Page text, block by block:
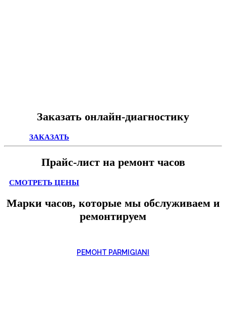
Заказать онлайн-диагностику
ЗАКАЗАТЬ
Прайс-лист на ремонт часов
СМОТРЕТЬ ЦЕНЫ
Марки часов, которые мы обслуживаем и
ремонтируем
РЕМОНТ PARMIGIANI